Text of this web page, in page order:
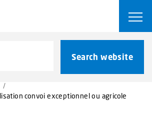
Search website
/
convoi exceptionnel ou agricole